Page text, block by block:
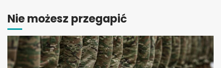
Nie możesz przegapić